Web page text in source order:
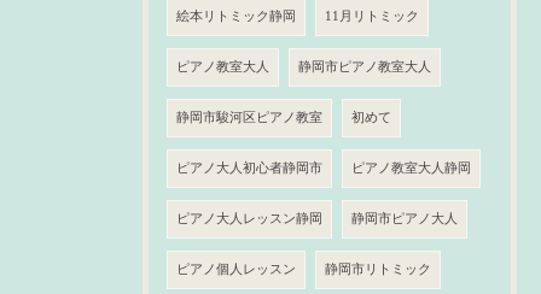
絵本リトミック静岡 11月リトミック
ピアノ教室大人 静岡市ピアノ教室大人
静岡市駿河区ピアノ教室 初めて
ピアノ大人初心者静岡市 ピアノ教室大人静岡
ピアノ大人レッスン静岡 静岡市ピアノ大人
ピアノ個人レッスン 静岡市リトミック